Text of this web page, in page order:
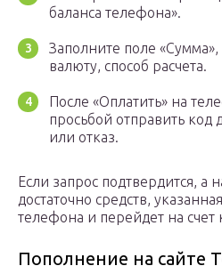
баланса телефона».
Заполните поле
валюту, способ расчета.
После «Оплатить» на
просьбой отправить код
или отказ.
Если запрос подтвердится, а
достаточно средств,
телефона и перейдет на счет
Пополнение на сайте